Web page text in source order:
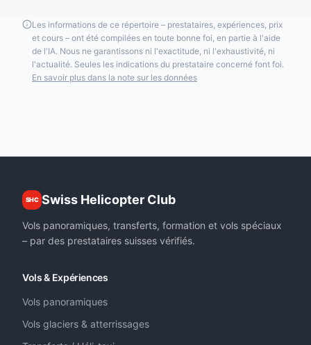
Les informations de ce répertoire – prestataires, expériences, prix
et cours – ont été compilées en toute bonne foi, en partie à l'aide
de l'IA. Nous ne garantissons ni l'exactitude, ni l'exhaustivité, ni
l'actualité. Seules les indications du prestataire concerné font foi.
En savoir plus dans la note sur les données
SHC Swiss Helicopter Club
Vols panoramiques, transferts, formation et vols spéciaux
– par des prestataires suisses vérifiés.
Vols & Expériences
Vols panoramiques
Vols glaciers & atterrissages